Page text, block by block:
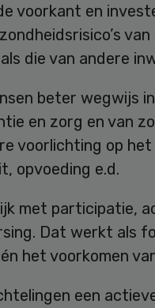
voorkant en
die van andere
beter wegwijs
en zorg en van
voorlichting op
opvoeding e.d.
met participatie,
Dat werkt als
het voorkomen
een